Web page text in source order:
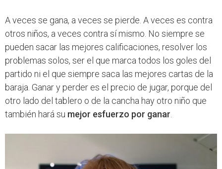
A veces se gana, a veces se pierde. A veces es contra
otros niños, a veces contra sí mismo. No siempre se
pueden sacar las mejores calificaciones, resolver los
problemas solos, ser el que marca todos los goles del
partido ni el que siempre saca las mejores cartas de la
baraja. Ganar y perder es el precio de jugar, porque del
otro lado del tablero o de la cancha hay otro niño que
también hará su mejor esfuerzo por ganar